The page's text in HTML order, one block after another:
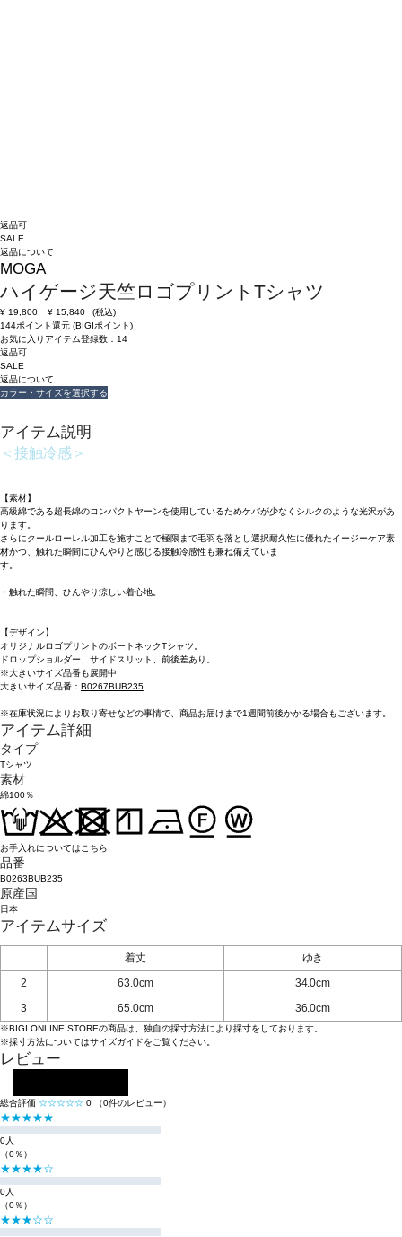
返品可
SALE
返品について
MOGA
ハイゲージ天竺ロゴプリントTシャツ
¥ 19,800 ¥ 15,840
(税込)
144ポイント還元 (BIGIポイント)
お気に入りアイテム登録数： 14
返品可
SALE
返品について
カラー・サイズを選択する
アイテム説明
＜接触冷感＞
【素材】
高級綿である超長綿のコンパクトヤーンを使用しているためケバが少なくシルクのような光沢があ
ります。
さらにクールローレル加工を施すことで極限まで毛羽を落とし選択耐久性に優れたイージーケア素
材かつ、触れた瞬間にひんやりと感じる接触冷感性も兼ね備えていま
・触れた瞬間、ひんやり涼しい着心地。
【デザイン】
オリジナルロゴプリントのボートネックTシャツ。
ドロップショルダー、サイドスリット、前後差あり。
※大きいサイズ品番も展開中
大きいサイズ品番： B0267BUB235
※在庫状況によりお取り寄せなどの事情で、商品お届けまで1週間前後かかる場合もございます。
アイテム詳細
タイプ
Tシャツ
素材
綿100％
お手入れについてはこちら
品番
B0263BUB235
原産国
日本
アイテムサイズ
着丈
ゆき
2
63.0cm
34.0cm
3
65.0cm 36.0cm
※BIGI ONLINE STOREの商品は、独自の採寸方法により採寸をしております。
※採寸方法についてはサイズガイドをご覧ください。
レビュー
総合評価 ☆☆☆☆☆ 0 （0件のレビュー）
★★★★★
0人
（0％）
★★★★☆
0人
（0％）
★★★☆☆